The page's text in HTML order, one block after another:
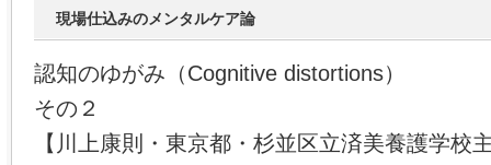
現場仕込みのメンタルケア論
認知のゆがみ（Cognitive distortions）
その２
【川上康則・東京都・杉並区立済美養護学校